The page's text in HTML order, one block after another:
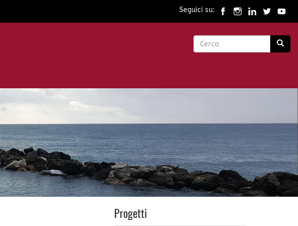
Seguici su:
Form
Progetti